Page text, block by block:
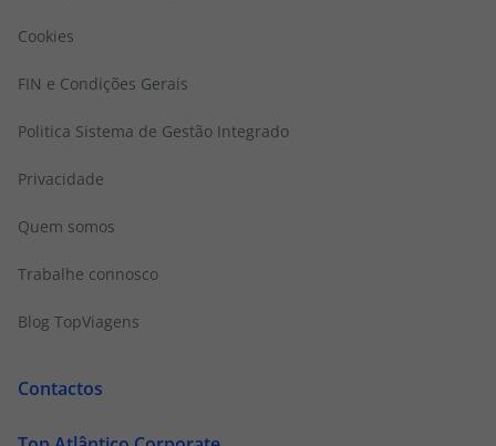
Cookies
FIN e Condições Gerais
Politica Sistema de Gestão Integrado
Privacidade
Quem somos
Trabalhe connosco
Blog TopViagens
Contactos